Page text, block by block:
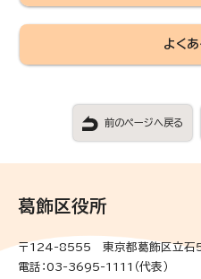
よく
前のページへ戻る
葛飾区役所
〒124-8555 東京都葛飾区立
電話：03-3695-1111（代表）